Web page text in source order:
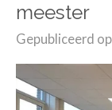
meester
Gepubliceerd